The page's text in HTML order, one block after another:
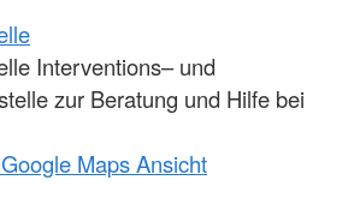
Interventions– und
zur Beratung und Hilfe bei
Maps Ansicht